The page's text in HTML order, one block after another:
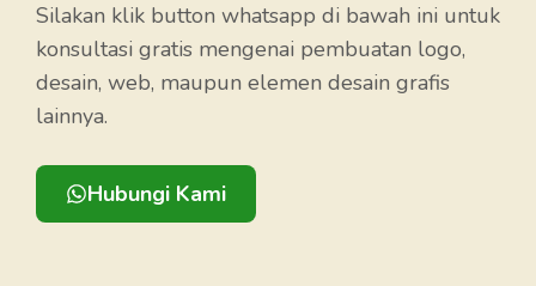
Silakan klik button whatsapp di bawah ini untuk
konsultasi gratis mengenai pembuatan logo,
desain, web, maupun elemen desain grafis
lainnya.
Hubungi Kami